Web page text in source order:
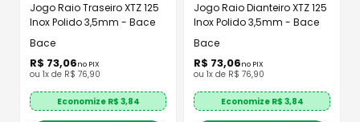
Jogo Raio Traseiro XTZ 125
Inox Polido 3,5mm - Bace
Bace
R$ 73,06no PIX
ou 1x de R$ 76,90
Economize R$ 3,84
Jogo Raio Dianteiro XTZ 125
Inox Polido 3,5mm - Bace
Bace
R$ 73,06no PIX
ou 1x de R$ 76,90
Economize R$ 3,84